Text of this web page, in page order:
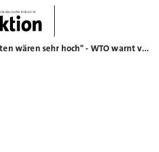
"Kosten wären sehr hoch" - WTO warnt vor Deglobalisierung